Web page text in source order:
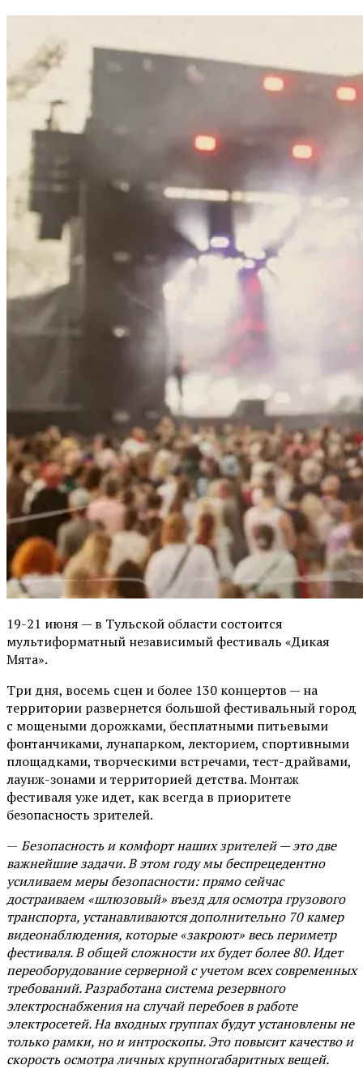
19-21 июня — в Тульской области состоится
мультиформатный независимый фестиваль «Дикая
Мята».
Три дня, восемь сцен и более 130 концертов — на
территории развернется большой фестивальный город
с мощеными дорожками, бесплатными питьевыми
фонтанчиками, лунапарком, лекторием, спортивными
площадками, творческими встречами, тест-драйвами,
лаунж-зонами и территорией детства. Монтаж
фестиваля уже идет, как всегда в приоритете
безопасность зрителей.
— Безопасность и комфорт наших зрителей — это две
важнейшие задачи. В этом году мы беспрецедентно
усиливаем меры безопасности: прямо сейчас
достраиваем «шлюзовый» въезд для осмотра грузового
транспорта, устанавливаются дополнительно 70 камер
видеонаблюдения, которые «закроют» весь периметр
фестиваля. В общей сложности их будет более 80. Идет
переоборудование серверной с учетом всех современных
требований. Разработана система резервного
электроснабжения на случай перебоев в работе
электросетей. На входных группах будут установлены не
только рамки, но и интроскопы. Это повысит качество и
скорость осмотра личных крупногабаритных вещей.